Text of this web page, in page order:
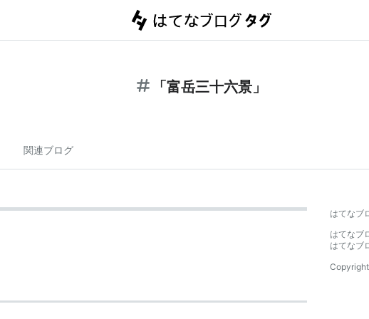
「富岳三十六景」
関連ブログ
はてなブ
はてなブ
はてなブ